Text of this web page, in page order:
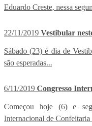
Eduardo Creste, nessa
22/11/2019 Vestibular
Sábado (23) é dia de
são esperadas...
6/11/2019 Congresso
Começou hoje (6) e
Internacional de Confeitaria